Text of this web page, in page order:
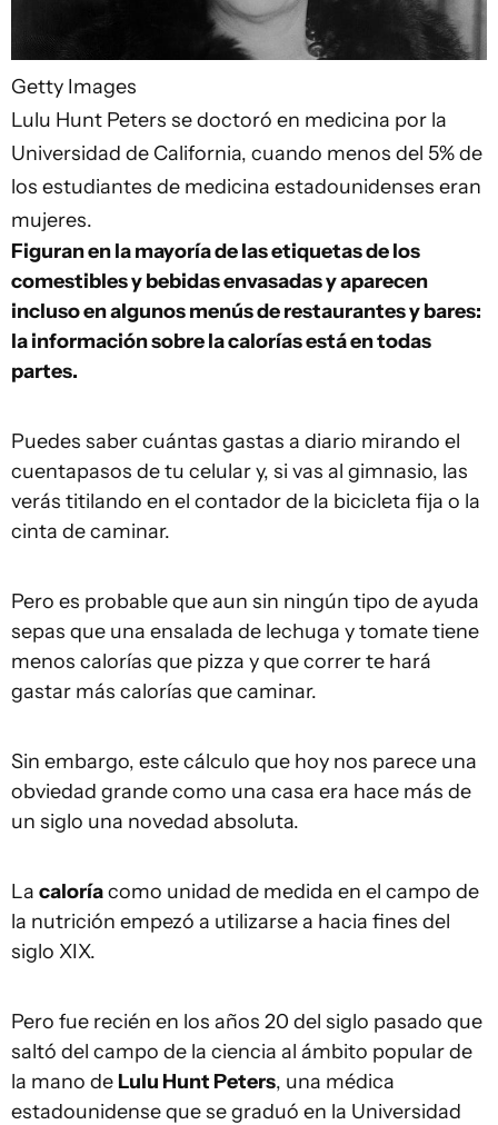
Getty Images
Lulu Hunt Peters se doctoró en medicina por la
Universidad de California, cuando menos del 5% de
los estudiantes de medicina estadounidenses eran
mujeres.
Figuran en la mayoría de las etiquetas de los
comestibles y bebidas envasadas y aparecen
incluso en algunos menús de restaurantes y bares:
la información sobre la calorías está en todas
partes.
Puedes saber cuántas gastas a diario mirando el
cuentapasos de tu celular y, si vas al gimnasio, las
verás titilando en el contador de la bicicleta fija o la
cinta de caminar.
Pero es probable que aun sin ningún tipo de ayuda
sepas que una ensalada de lechuga y tomate tiene
menos calorías que pizza y que correr te hará
gastar más calorías que caminar.
Sin embargo, este cálculo que hoy nos parece una
obviedad grande como una casa era hace más de
un siglo una novedad absoluta.
La caloríacomo unidad de medida en el campo de
la nutrición empezó a utilizarse a hacia fines del
siglo XIX.
Pero fue recién en los años 20 del siglo pasado que
saltó del campo de la ciencia al ámbito popular de
la mano de Lulu Hunt Peters, una médica
estadounidense que se graduó en la Universidad